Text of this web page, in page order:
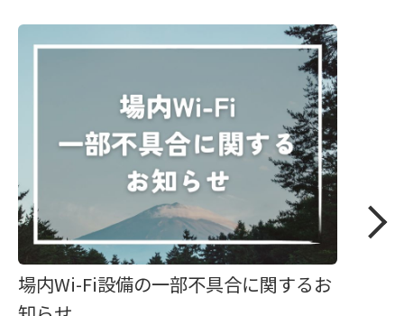
場内Wi-Fi設備の一部不具合に関するお